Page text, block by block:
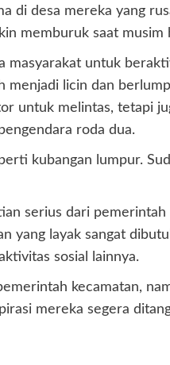
di desa mereka yang
memburuk saat
masyarakat untuk
menjadi licin dan
untuk melintas, tetapi
roda dua.
kubangan lumpur.
serius dari
yang layak sangat
sosial lainnya.
kecamatan,
mereka segera